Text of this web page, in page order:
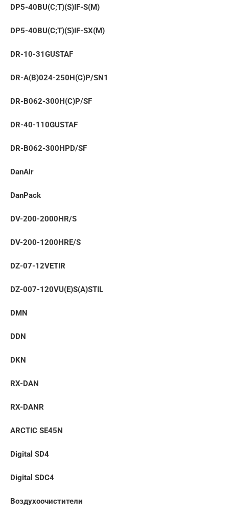
DP5-40BU(C;T)(S)IF-S(M)
DP5-40BU(C;T)(S)IF-SX(M)
DR-10-31GUSTAF
DR-A(B)024-250H(C)P/SN1
DR-B062-300H(C)P/SF
DR-40-110GUSTAF
DR-B062-300HPD/SF
DanAir
DanPack
DV-200-2000HR/S
DV-200-1200HRE/S
DZ-07-12VETIR
DZ-007-120VU(E)S(A)STIL
DMN
DDN
DKN
RX-DAN
RX-DANR
ARCTIC SE45N
Digital SD4
Digital SDC4
Воздухоочистители